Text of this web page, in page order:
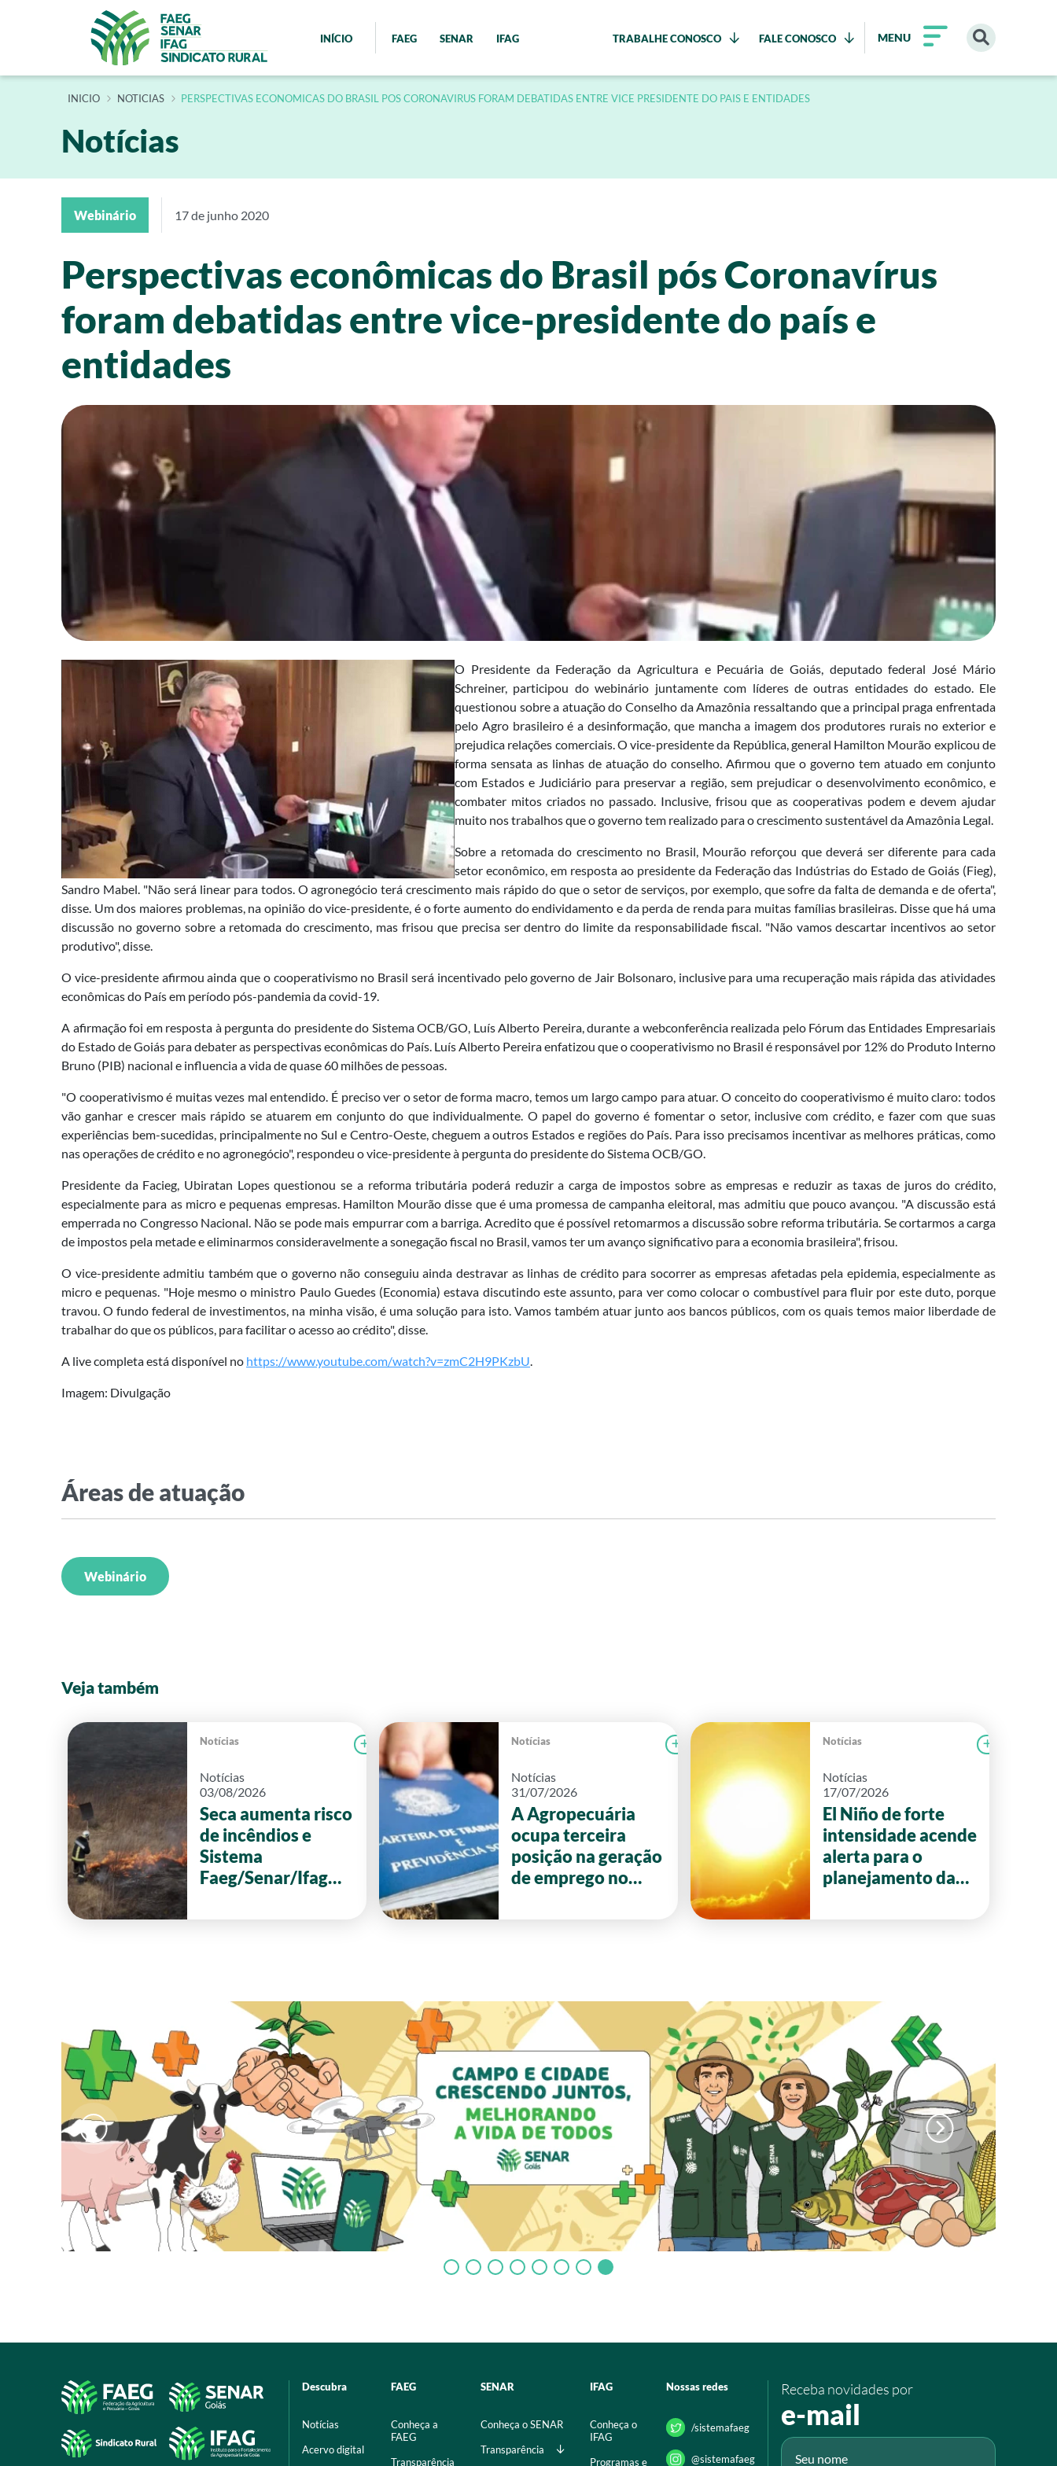
INÍCIO FAEG SENAR IFAG TRABALHE CONOSCO FALE CONOSCO MENU
INÍCIO NOTICIAS PERSPECTIVAS ECONOMICAS DO BRASIL POS CORONAVIRUS FORAM DEBATIDAS ENTRE VICE PRESIDENTE DO PAIS E ENTIDADES
Notícias
Webinário 17 de junho 2020
Perspectivas econômicas do Brasil pós Coronavírus
foram debatidas entre vice-presidente do país e
entidades
O Presidente da Federação da Agricultura e Pecuária de Goiás, deputado federal José Mário
Schreiner, participou do webinário juntamente com líderes de outras entidades do estado. Ele
questionou sobre a atuação do Conselho da Amazônia ressaltando que a principal praga enfrentada
pelo Agro brasileiro é a desinformação, que mancha a imagem dos produtores rurais no exterior e
prejudica relações comerciais. O vice-presidente da República, general Hamilton Mourão explicou de
forma sensata as linhas de atuação do conselho. Afirmou que o governo tem atuado em conjunto
com Estados e Judiciário para preservar a região, sem prejudicar o desenvolvimento econômico, e
combater mitos criados no passado. Inclusive, frisou que as cooperativas podem e devem ajudar
muito nos trabalhos que o governo tem realizado para o crescimento sustentável da Amazônia Legal.
Sobre a retomada do crescimento no Brasil, Mourão reforçou que deverá ser diferente para cada
setor econômico, em resposta ao presidente da Federação das Indústrias do Estado de Goiás (Fieg),
Sandro Mabel. "Não será linear para todos. O agronegócio terá crescimento mais rápido do que o setor de serviços, por exemplo, que sofre da falta de demanda e de oferta",
disse. Um dos maiores problemas, na opinião do vice-presidente, é o forte aumento do endividamento e da perda de renda para muitas famílias brasileiras. Disse que há uma
discussão no governo sobre a retomada do crescimento, mas frisou que precisa ser dentro do limite da responsabilidade fiscal. "Não vamos descartar incentivos ao setor
produtivo", disse.
O vice-presidente afirmou ainda que o cooperativismo no Brasil será incentivado pelo governo de Jair Bolsonaro, inclusive para uma recuperação mais rápida das atividades
econômicas do País em período pós-pandemia da covid-19.
A afirmação foi em resposta à pergunta do presidente do Sistema OCB/GO, Luís Alberto Pereira, durante a webconferência realizada pelo Fórum das Entidades Empresariais
do Estado de Goiás para debater as perspectivas econômicas do País. Luís Alberto Pereira enfatizou que o cooperativismo no Brasil é responsável por 12% do Produto Interno
Bruno (PIB) nacional e influencia a vida de quase 60 milhões de pessoas.
"O cooperativismo é muitas vezes mal entendido. É preciso ver o setor de forma macro, temos um largo campo para atuar. O conceito do cooperativismo é muito claro: todos
vão ganhar e crescer mais rápido se atuarem em conjunto do que individualmente. O papel do governo é fomentar o setor, inclusive com crédito, e fazer com que suas
experiências bem-sucedidas, principalmente no Sul e Centro-Oeste, cheguem a outros Estados e regiões do País. Para isso precisamos incentivar as melhores práticas, como
nas operações de crédito e no agronegócio", respondeu o vice-presidente à pergunta do presidente do Sistema OCB/GO.
Presidente da Facieg, Ubiratan Lopes questionou se a reforma tributária poderá reduzir a carga de impostos sobre as empresas e reduzir as taxas de juros do crédito,
especialmente para as micro e pequenas empresas. Hamilton Mourão disse que é uma promessa de campanha eleitoral, mas admitiu que pouco avançou. "A discussão está
emperrada no Congresso Nacional. Não se pode mais empurrar com a barriga. Acredito que é possível retomarmos a discussão sobre reforma tributária. Se cortarmos a carga
de impostos pela metade e eliminarmos consideravelmente a sonegação fiscal no Brasil, vamos ter um avanço significativo para a economia brasileira", frisou.
O vice-presidente admitiu também que o governo não conseguiu ainda destravar as linhas de crédito para socorrer as empresas afetadas pela epidemia, especialmente as
micro e pequenas. "Hoje mesmo o ministro Paulo Guedes (Economia) estava discutindo este assunto, para ver como colocar o combustível para fluir por este duto, porque
travou. O fundo federal de investimentos, na minha visão, é uma solução para isto. Vamos também atuar junto aos bancos públicos, com os quais temos maior liberdade de
trabalhar do que os públicos, para facilitar o acesso ao crédito", disse.
A live completa está disponível no https://www.youtube.com/watch?v=zmC2H9PKzbU
Imagem: Divulgação
Áreas de atuação
Webinário
Veja também
Notícias
Notícias
03/08/2026
Seca aumenta risco
de incêndios e
Sistema
Faeg/Senar/Ifag
Ler notícia CAMPOLAB Notícias
Notícias
31/07/2026
A Agropecuária
ocupa terceira
posição na geração
de emprego no
Notícias
Notícias
17/07/2026
El Niño de forte
intensidade acende
alerta para o
planejamento da
Descubra
Notícias
Acervo digital
FAEG
Conheça a
FAEG
Transparência
SENAR
Conheça o SENAR
Transparência
IFAG
Conheça o
IFAG
Programas e
Nossas redes
/sistemafaeg
@sistemafaeg
Receba novidades por
e-mail